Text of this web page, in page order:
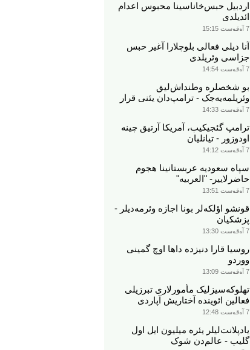
اردبیل حبس‌خاناسینا محبوس اعدام
ائدیلدی
7 آوقوست 15:15
آنا دیلی فعالی بلوچلارا آغیر حبس
جزاسی وئریلدی
7 آوقوست 14:54
بو شخصلره وطنداش‌لیق
وئریلمه‌یه‌جک - ترامپ‌دان یئنی قرار
7 آوقوست 14:33
ترامپ گئجیکیب، آمریکا آرتیق چینه
اودوزور - تیانلیان
7 آوقوست 14:12
سپاه سعودیه عربستانینا هجوم
حاضرلاییر- "العربیه"
7 آوقوست 13:51
قونشو اؤلکه‌لر بونا اجازه وئرمه‌دیلر -
پزشکیان
7 آوقوست 13:30
روسیا قارا دنیزده داها اوچ گمینی
ووردو
7 آوقوست 13:09
تهلوکه‌سیزلیک مأمورلاری تبرزیلی
فعالین ائوینده آختاریش آپاردی
7 آوقوست 12:48
یادپلانت‌لیلر یئره میلیون ایل اول
گلیب - عالم‌دن شوک